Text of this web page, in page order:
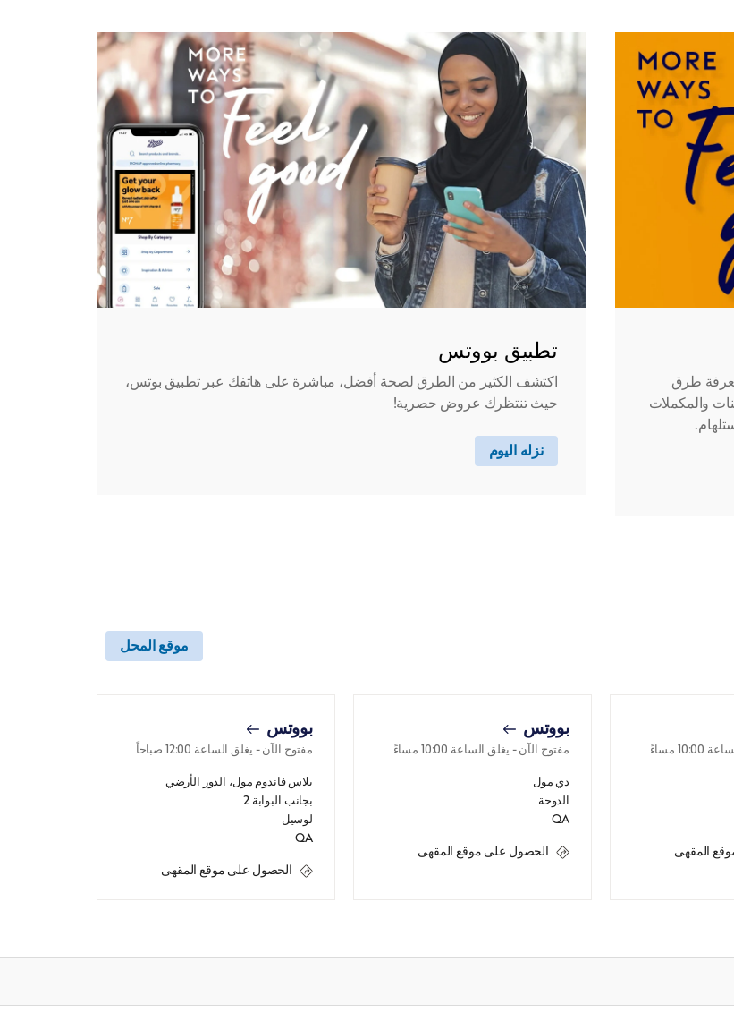
طرق
والمكملات
تطبيق بووتس
اكتشف الكثير من الطرق لصحة أفضل، مباشرة على هاتفك عبر تطبيق بوتس،
حيث تنتظرك عروض حصرية!
نزله اليوم
موقع المحل
10:00 مساءً
المقهى
بووتس
مفتوح الآن - يغلق الساعة 10:00 مساءً
دي مول
الدوحة
QA
الحصول على موقع المقهى
بووتس
مفتوح الآن - يغلق الساعة 12:00 صباحاً
بلاس فاندوم مول، الدور الأرضي
بجانب البوابة 2
لوسيل
QA
الحصول على موقع المقهى